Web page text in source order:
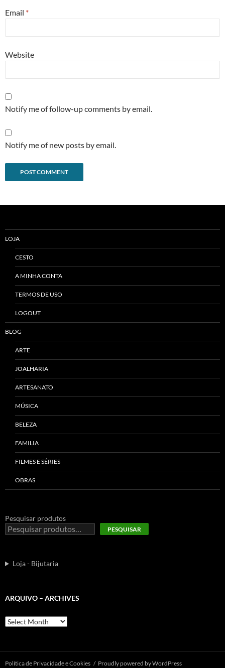
Email *
Website
Notify me of follow-up comments by email.
Notify me of new posts by email.
LOJA
CESTO
A MINHA CONTA
TERMOS DE USO
LOGOUT
BLOG
ARTE
JOALHARIA
ARTESANATO
MÚSICA
BELEZA
FAMILIA
FILMES E SÉRIES
OBRAS
Pesquisar produtos
PESQUISAR
Loja - Bijutaria
ARQUIVO – ARCHIVES
Arquivo
–
Polí­tica de Privacidade e Cookies Proudly powered by WordPress